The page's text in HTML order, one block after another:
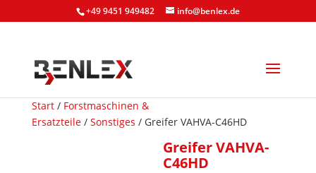
+49 9451 949482 info@benlex.de
Start/ Forstmaschinen &
Ersatzteile/ Sonstiges / Greifer VAHVA-C46HD
Greifer VAHVA-
C46HD